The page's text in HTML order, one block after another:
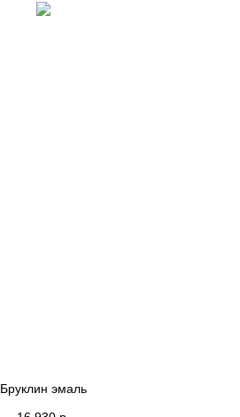
Бруклин эмаль